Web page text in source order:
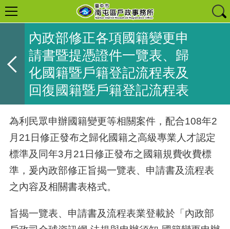
內政部修正各項國籍變更申
請書暨提憑證件一覽表、歸
化國籍暨戶籍登記流程表及
回復國籍暨戶籍登記流程表
為利民眾申辦國籍變更等相關案件，配合108年2
月21日修正發布之歸化國籍之高級專業人才認定
標準及同年3月21日修正發布之國籍規費收費標
準，爰內政部修正旨揭一覽表、申請書及流程表
之內容及相關書表格式。
旨揭一覽表、申請書及流程表業登載於「內政部